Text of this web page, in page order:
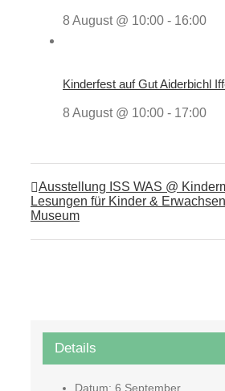
8 August @ 10:00 - 16:00
Kinderfest auf Gut Aiderbichl
8 August @ 10:00 - 17:00
Ausstellung ISS WAS @
Lesungen für Kinder &
Museum
Details
Datum: 6 September